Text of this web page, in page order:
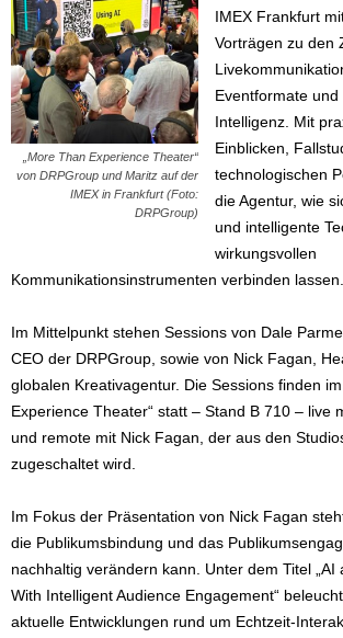
„More Than Experience Theater“
von DRPGroup und Maritz auf der
IMEX in Frankfurt (Foto:
DRPGroup)
IMEX Frankfurt
Vorträgen zu den
Eventformate und
Intelligenz. Mit
Einblicken,
technologischen
die Agentur, wie
und intelligente
wirkungsvollen
Kommunikationsinstrumenten verbinden lassen.
Im Mittelpunkt stehen Sessions von Dale
CEO der DRPGroup, sowie von Nick Fagan,
globalen Kreativagentur. Die Sessions finden
Experience Theater“ statt – Stand B 710 – live
und remote mit Nick Fagan, der aus den
zugeschaltet wird.
Im Fokus der Präsentation von Nick Fagan
die Publikumsbindung und das
nachhaltig verändern kann. Unter dem Titel „AI
With Intelligent Audience Engagement“
aktuelle Entwicklungen rund um Echtzeit-